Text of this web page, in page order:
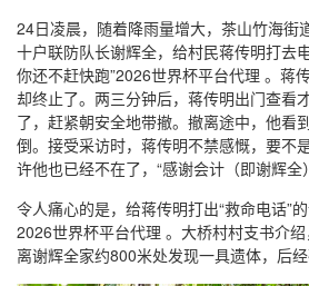
24日凌晨，随着降雨量增大，茶山竹海街
十户联防队长谢辉全，给村民蒋传明打去
你还不赶快跑”2026世界杯平台代理 。蒋
却终止了。两三分钟后，蒋传明出门查看
了，赶紧朝安全地带撤。撤离途中，他看
倒。接受采访时，蒋传明不禁感慨，要不
许他也已经不在了，“感谢会计（即谢辉全
令人痛心的是，给蒋传明打出“救命电话”
2026世界杯平台代理 。大桥村村支书介
离谢辉全家约800米处发现一具遗体，后经